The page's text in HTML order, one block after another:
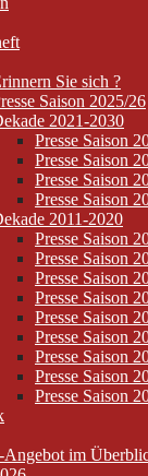
Sie sich ?
Saison 2025/26
2021-2030
Presse Saison
Presse Saison
Presse Saison
Presse Saison
2011-2020
Presse Saison
Presse Saison
Presse Saison
Presse Saison
Presse Saison
Presse Saison
Presse Saison
Presse Saison
Presse Saison
Angebot im